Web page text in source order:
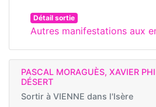
Détail sortie
Autres manifestations aux
PASCAL MORAGUÈS, XAVIER
DÉSERT
Sortir à VIENNE dans l'Isère